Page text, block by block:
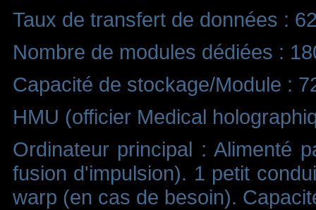
Taux de transfert de données :
Nombre de modules dédiées :
Capacité de stockage/Module :
HMU (officier Medical
Ordinateur principal : Alimenté
fusion d'impulsion). 1 petit
warp (en cas de besoin).